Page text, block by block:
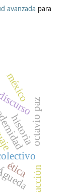
avanzada para
octavio paz
méxico
historia
acción
ética